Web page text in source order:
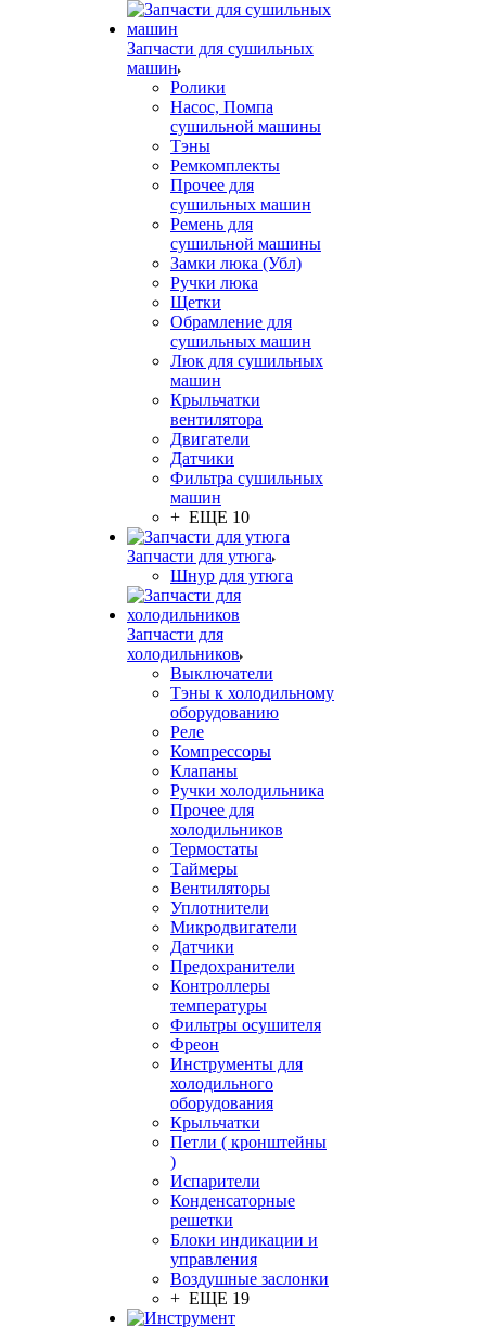
Запчасти для сушильных
машин
Ролики
Насос, Помпа
сушильной машины
Тэны
Ремкомплекты
Прочее для
сушильных машин
Ремень для
сушильной машины
Замки люка (Убл)
Ручки люка
Щетки
Обрамление для
сушильных машин
Люк для сушильных
машин
Крыльчатки
вентилятора
Двигатели
Датчики
Фильтра сушильных
машин
+ ЕЩЕ 10
Запчасти для утюга
Шнур для утюга
Запчасти для
холодильников
Выключатели
Тэны к холодильному
оборудованию
Реле
Компрессоры
Клапаны
Ручки холодильника
Прочее для
холодильников
Термостаты
Таймеры
Вентиляторы
Уплотнители
Микродвигатели
Датчики
Предохранители
Контроллеры
температуры
Фильтры осушителя
Фреон
Инструменты для
холодильного
оборудования
Крыльчатки
Петли ( кронштейны
)
Испарители
Конденсаторные
решетки
Блоки индикации и
управления
Воздушные заслонки
+ ЕЩЕ 19